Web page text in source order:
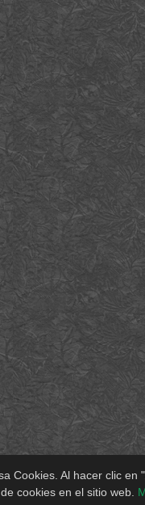
Cookies. Al hacer clic en
cookies en el sitio web.